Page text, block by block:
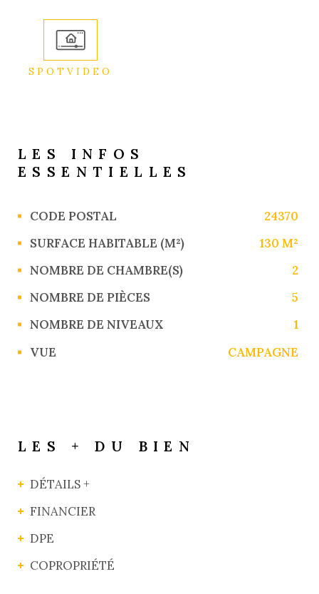
SPOTVIDEO
LES INFOS
ESSENTIELLES
Caractérisque Valeurs
CODE POSTAL
24370
SURFACE HABITABLE (M²)
130 M²
NOMBRE DE CHAMBRE(S)
2
NOMBRE DE PIÈCES
5
NOMBRE DE NIVEAUX
1
VUE
CAMPAGNE
LES + DU BIEN
DÉTAILS +
FINANCIER
DPE
COPROPRIÉTÉ